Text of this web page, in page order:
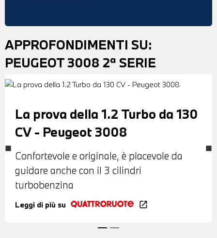
APPROFONDIMENTI SU:
PEUGEOT 3008 2ª SERIE
La prova della 1.2 Turbo da 130
CV - Peugeot 3008
Confortevole e originale, è piacevole da
guidare anche con il 3 cilindri
turbobenzina
Leggi di più su open_in_new